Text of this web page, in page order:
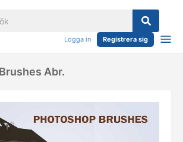
Logga in Registrera sig
Abr.